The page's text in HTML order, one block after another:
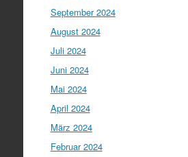
September 2024
August 2024
Juli 2024
Juni 2024
Mai 2024
April 2024
März 2024
Februar 2024